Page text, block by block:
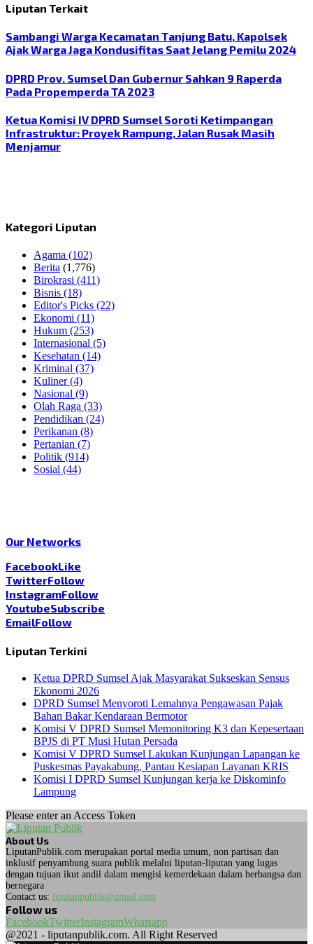
Liputan Terkait
Sambangi Warga Kecamatan Tanjung Batu, Kapolsek
Ajak Warga Jaga Kondusifitas Saat Jelang Pemilu 2024
DPRD Prov. Sumsel Dan Gubernur Sahkan 9 Raperda
Pada Propemperda TA 2023
Ketua Komisi IV DPRD Sumsel Soroti Ketimpangan
Infrastruktur: Proyek Rampung, Jalan Rusak Masih
Menjamur
Kategori Liputan
Agama (102)
Berita (1,776)
Birokrasi (411)
Bisnis (18)
Editor's Picks (22)
Ekonomi (11)
Hukum (253)
Internasional (5)
Kesehatan (14)
Kriminal (37)
Kuliner(4)
Nasional (9)
Olah Raga (33)
Pendidikan (24)
Perikanan (8)
Pertanian (7)
Politik (914)
Sosial (44)
Our Networks
FacebookLike
TwitterFollow
InstagramFollow
YoutubeSubscribe
EmailFollow
Liputan Terkini
Ketua DPRD Sumsel Ajak Masyarakat Sukseskan Sensus
Ekonomi 2026
DPRD Sumsel Menyoroti Lemahnya Pengawasan Pajak
Bahan Bakar Kendaraan Bermotor
Komisi V DPRD Sumsel Memonitoring K3 dan Kepesertaan
BPJS di PT Musi Hutan Persada
Komisi V DPRD Sumsel Lakukan Kunjungan Lapangan ke
Puskesmas Payakabung, Pantau Kesiapan Layanan KRIS
Komisi I DPRD Sumsel Kunjungan kerja ke Diskominfo
Lampung
Please enter an Access Token
About Us
LiputanPublik.com merupakan portal media umum, non partisan dan
inklusif penyambung suara publik melalui liputan-liputan yang lugas
dengan tujuan ikut andil dalam mengisi kemerdekaan dalam berbangsa dan
bernegara
Contact us: liputanpublik@gmail.com
Follow us
FacebookTwitterInstagramWhatsapp
@2021 - liputanpublik.com. All Right Reserved